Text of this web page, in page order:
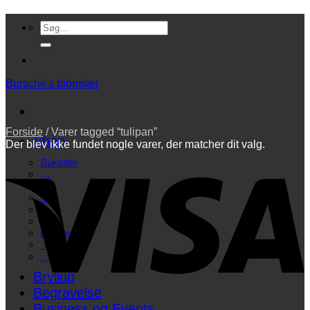
Fortsæt
indhold
Søg
efter:
Bursche's blomster
Shop
Buketter
…
…
…
Begravelse
…
…
Bryllup
Begravelse
Forside /Varer tagged “tulipan”
Der blev ikke fundet nogle varer, der matcher dit valg.